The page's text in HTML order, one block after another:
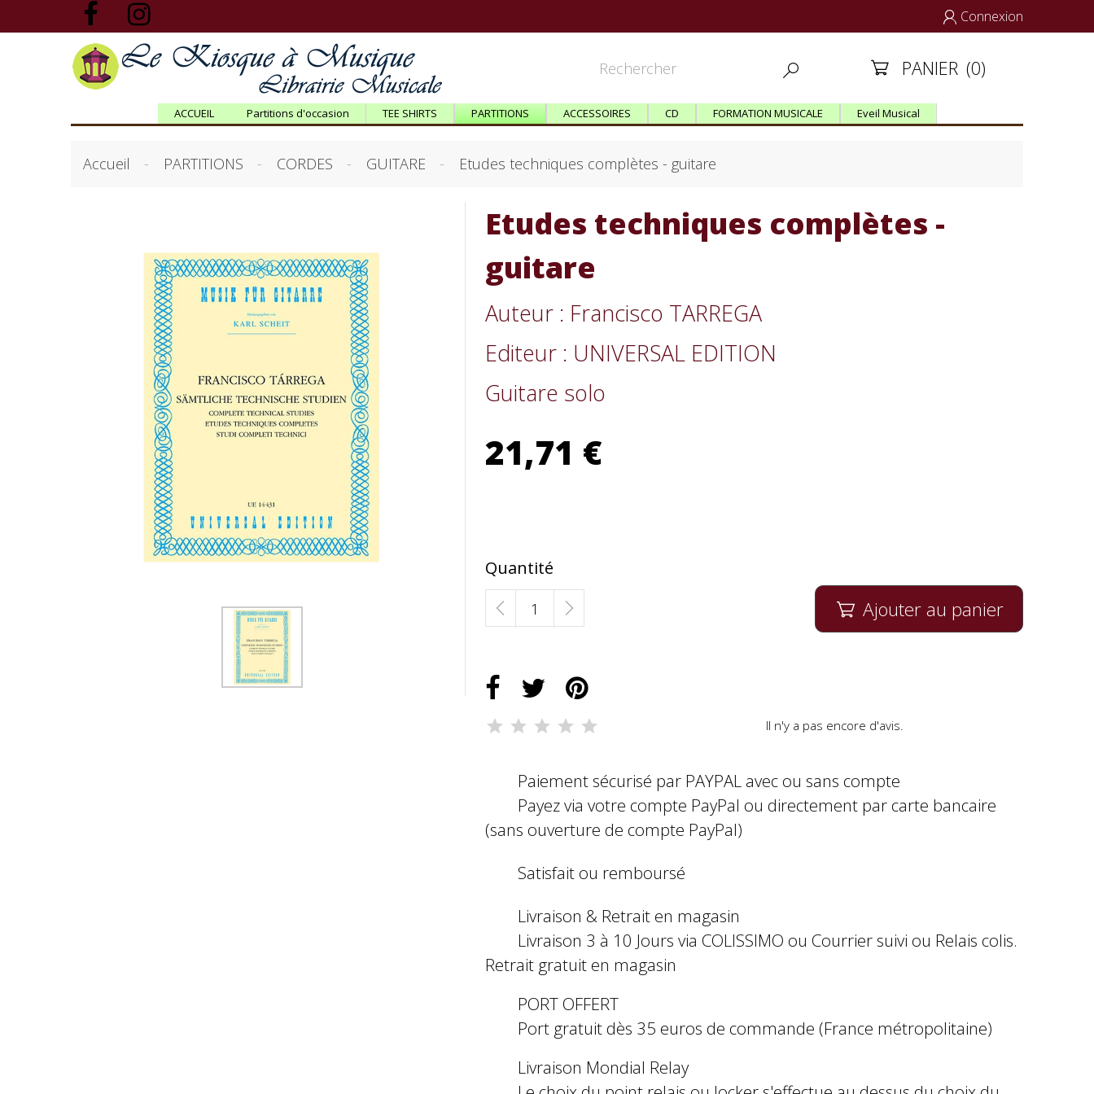
 Connexion
  PANIER (0)
ACCUEIL Partitions d'occasion TEE SHIRTS PARTITIONS ACCESSOIRES CD FORMATION MUSICALE Eveil Musical
Accueil PARTITIONS CORDES GUITARE Etudes techniques complètes - guitare
Etudes techniques complètes -
guitare
Auteur : Francisco TARREGA
Editeur : UNIVERSAL EDITION
Guitare solo
21,71 €
Quantité
 Ajouter au panier
Il n'y a pas encore d'avis.
Paiement sécurisé par PAYPAL avec ou sans compte
Payez via votre compte PayPal ou directement par carte bancaire
(sans ouverture de compte PayPal)
Satisfait ou remboursé
Livraison & Retrait en magasin
Livraison 3 à 10 Jours via COLISSIMO ou Courrier suivi ou Relais colis.
Retrait gratuit en magasin
PORT OFFERT
Port gratuit dès 35 euros de commande (France métropolitaine)
Livraison Mondial Relay